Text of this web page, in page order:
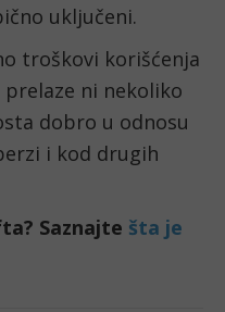
uključeni.
troškovi korišćenja
ni nekoliko
dobro u odnosu
i kod drugih
Saznajte šta je